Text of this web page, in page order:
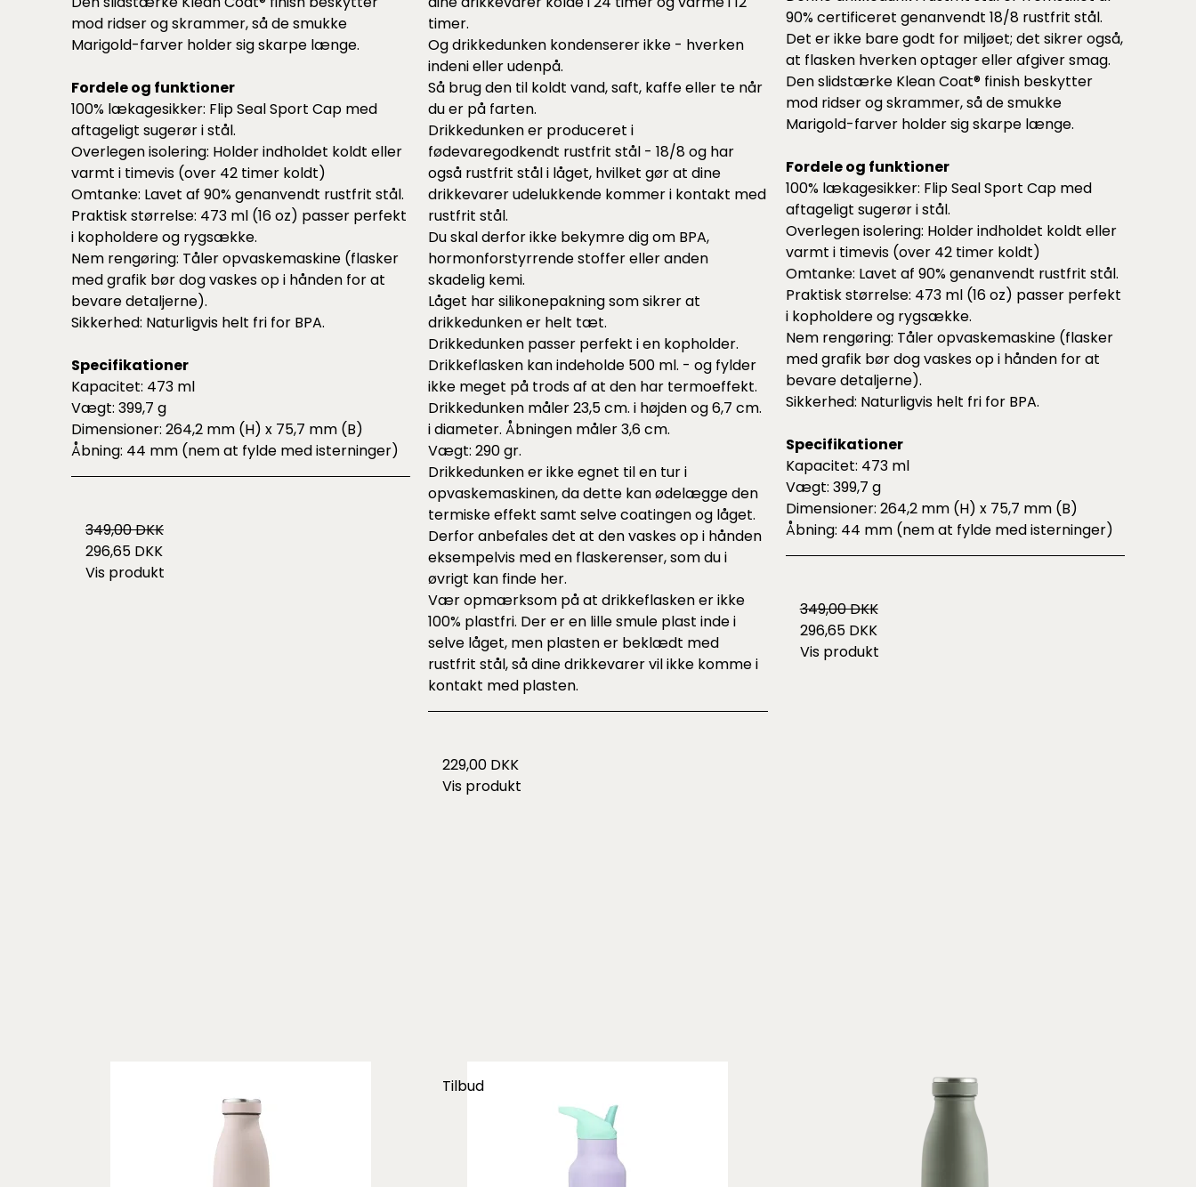
mod ridser og skrammer, så de smukke
Marigold-farver holder sig skarpe længe.
Fordele og funktioner
100% lækagesikker: Flip Seal Sport Cap med
aftageligt sugerør i stål.
Overlegen isolering: Holder indholdet koldt eller
varmt i timevis (over 42 timer koldt)
Omtanke: Lavet af 90% genanvendt rustfrit stål.
Praktisk størrelse: 473 ml (16 oz) passer perfekt
i kopholdere og rygsække.
Nem rengøring: Tåler opvaskemaskine (flasker
med grafik bør dog vaskes op i hånden for at
bevare detaljerne).
Sikkerhed: Naturligvis helt fri for BPA.
Specifikationer
Kapacitet: 473 ml
Vægt: 399,7 g
Dimensioner: 264,2 mm (H) x 75,7 mm (B)
Åbning: 44 mm (nem at fylde med isterninger)
349,00 DKK
296,65 DKK
Vis produkt
timer.
Og drikkedunken kondenserer ikke - hverken
indeni eller udenpå.
Så brug den til koldt vand, saft, kaffe eller te når
du er på farten.
Drikkedunken er produceret i
fødevaregodkendt rustfrit stål - 18/8 og har
også rustfrit stål i låget, hvilket gør at dine
drikkevarer udelukkende kommer i kontakt med
rustfrit stål.
Du skal derfor ikke bekymre dig om BPA,
hormonforstyrrende stoffer eller anden
skadelig kemi.
Låget har silikonepakning som sikrer at
drikkedunken er helt tæt.
Drikkedunken passer perfekt i en kopholder.
Drikkeflasken kan indeholde 500 ml. - og fylder
ikke meget på trods af at den har termoeffekt.
Drikkedunken måler 23,5 cm. i højden og 6,7 cm.
i diameter. Åbningen måler 3,6 cm.
Vægt: 290 gr.
Drikkedunken er ikke egnet til en tur i
opvaskemaskinen, da dette kan ødelægge den
termiske effekt samt selve coatingen og låget.
Derfor anbefales det at den vaskes op i hånden
eksempelvis med en flaskerenser, som du i
øvrigt kan finde her.
Vær opmærksom på at drikkeflasken er ikke
100% plastfri. Der er en lille smule plast inde i
selve låget, men plasten er beklædt med
rustfrit stål, så dine drikkevarer vil ikke komme i
kontakt med plasten.
229,00 DKK
Vis produkt
90% certificeret genanvendt 18/8 rustfrit stål.
Det er ikke bare godt for miljøet; det sikrer også,
at flasken hverken optager eller afgiver smag.
Den slidstærke Klean Coat® finish beskytter
mod ridser og skrammer, så de smukke
Marigold-farver holder sig skarpe længe.
Fordele og funktioner
100% lækagesikker: Flip Seal Sport Cap med
aftageligt sugerør i stål.
Overlegen isolering: Holder indholdet koldt eller
varmt i timevis (over 42 timer koldt)
Omtanke: Lavet af 90% genanvendt rustfrit stål.
Praktisk størrelse: 473 ml (16 oz) passer perfekt
i kopholdere og rygsække.
Nem rengøring: Tåler opvaskemaskine (flasker
med grafik bør dog vaskes op i hånden for at
bevare detaljerne).
Sikkerhed: Naturligvis helt fri for BPA.
Specifikationer
Kapacitet: 473 ml
Vægt: 399,7 g
Dimensioner: 264,2 mm (H) x 75,7 mm (B)
Åbning: 44 mm (nem at fylde med isterninger)
349,00 DKK
296,65 DKK
Vis produkt
Tilbud